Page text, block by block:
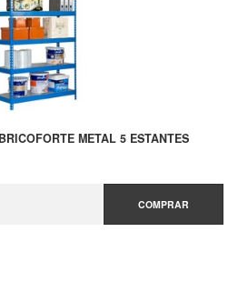
METAL 5 ESTANTES
COMPRAR